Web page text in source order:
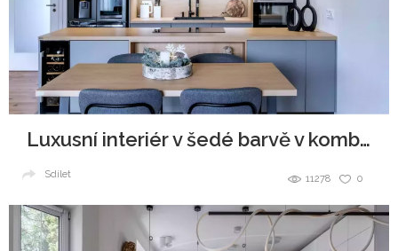
Luxusní interiér v šedé barvě v kombinaci se dřevem
0
11278
Sdílet